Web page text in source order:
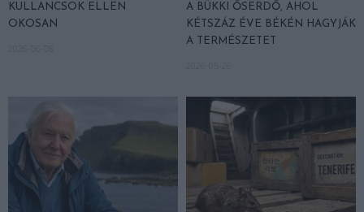
KULLANCSOK ELLEN
OKOSAN
A BÜKKI ŐSERDŐ, AHOL
KÉTSZÁZ ÉVE BÉKÉN HAGYJÁK
A TERMÉSZETET